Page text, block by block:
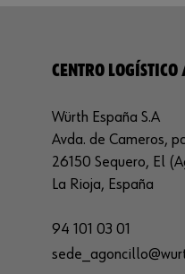
CENTRO
Würth España S.A
Avda. de Cameros,
26150 Sequero, El
La Rioja, España
94 101 03 01